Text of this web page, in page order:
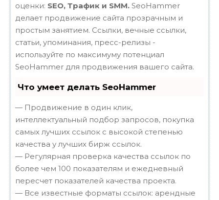
оценки: SEO, Трафик и SMM. SeoHammer
делает продвижение сайта прозрачным и
простым занятием. Ссылки, вечные ссылки,
статьи, упоминания, пресс-релизы -
используйте по максимуму потенциал
SeoHammer для продвижения вашего сайта.
Что умеет делать SeoHammer
— Продвижение в один клик,
интеллектуальный подбор запросов, покупка
самых лучших ссылок с высокой степенью
качества у лучших бирж ссылок.
— Регулярная проверка качества ссылок по
более чем 100 показателям и ежедневный
пересчет показателей качества проекта.
— Все известные форматы ссылок: арендные